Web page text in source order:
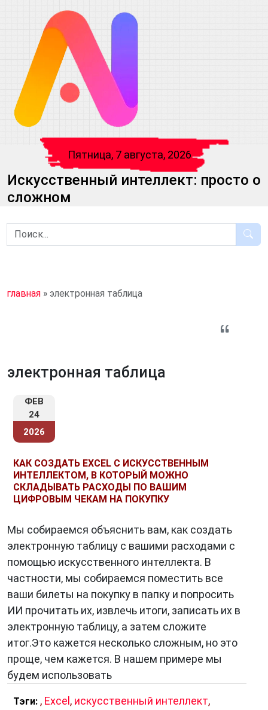
Пятница, 7 августа, 2026
Искусственный интеллект: просто о
сложном
главная » электронная таблица
электронная таблица
ФЕВ
24
2026
КАК СОЗДАТЬ EXCEL С ИСКУССТВЕННЫМ
ИНТЕЛЛЕКТОМ, В КОТОРЫЙ МОЖНО
СКЛАДЫВАТЬ РАСХОДЫ ПО ВАШИМ
ЦИФРОВЫМ ЧЕКАМ НА ПОКУПКУ
Мы собираемся объяснить вам, как создать
электронную таблицу с вашими расходами с
помощью искусственного интеллекта. В
частности, мы собираемся поместить все
ваши билеты на покупку в папку и попросить
ИИ прочитать их, извлечь итоги, записать их в
электронную таблицу, а затем сложите
итог.Это кажется несколько сложным, но это
проще, чем кажется. В нашем примере мы
будем использовать
Тэги: , Excel , искусственный интеллект,